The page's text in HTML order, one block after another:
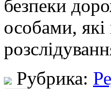
безпеки
особами,
Рубрика: